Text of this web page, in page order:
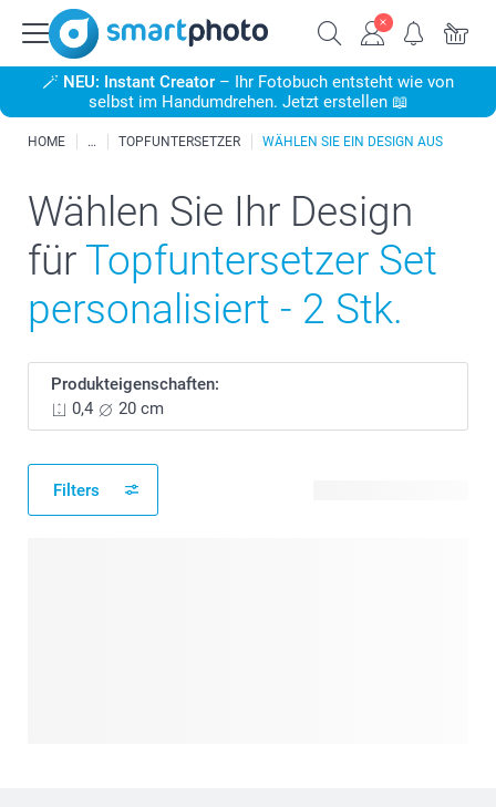
🪄 NEU: Instant Creator – Ihr Fotobuch entsteht wie von
selbst im Handumdrehen. Jetzt erstellen 📖
HOME TOPFUNTERSETZER WÄHLEN SIE EIN DESIGN AUS
Wählen Sie Ihr Design
für Topfuntersetzer Set
personalisiert - 2 Stk.
Produkteigenschaften:
0,4
20 cm
Filters